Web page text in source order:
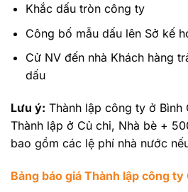
Khắc dấu tròn công ty
Công bố mẫu dấu lên Sở kế
Cử NV đến nhà Khách hàng
dấu
Lưu ý: Thành lập công ty ở
Thành lập ở Củ chi, Nhà bè +
bao gồm các lệ phí nhà nước
Bảng báo giá Thành lập công ty